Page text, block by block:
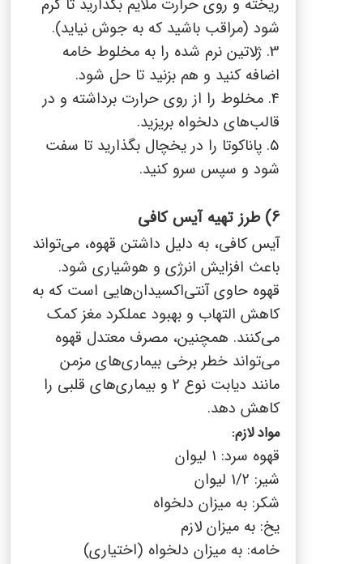
ریخته و روی حرارت ملایم بگذارید تا گرم
شود (مراقب باشید که به جوش نیاید).
3. ژلاتین نرم شده را به مخلوط خامه
اضافه کنید و هم بزنید تا حل شود.
4. مخلوط را از روی حرارت برداشته و در
قالب‌های دلخواه بریزید.
5. پاناکوتا را در یخچال بگذارید تا سفت
شود و سپس سرو کنید.
6) طرز تهیه آیس کافی
آیس کافی، به دلیل داشتن قهوه، می‌تواند
باعث افزایش انرژی و هوشیاری شود.
قهوه حاوی آنتی‌اکسیدان‌هایی است که به
کاهش التهاب و بهبود عملکرد مغز کمک
می‌کنند. همچنین، مصرف معتدل قهوه
می‌تواند خطر برخی بیماری‌های مزمن
مانند دیابت نوع 2 و بیماری‌های قلبی را
کاهش دهد.
مواد لازم:
قهوه سرد: 1 لیوان
شیر: 1/2 لیوان
شکر: به میزان دلخواه
یخ: به میزان لازم
خامه: به میزان دلخواه (اختیاری)